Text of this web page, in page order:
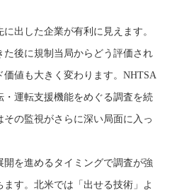
出した企業が有利に見えます。
た後に規制当局からどう評価され
値も大きく変わります。NHTSA
運転支援機能をめぐる調査を続
の監視がさらに深い局面に入っ
を進めるタイミングで調査が強
す。北米では「出せる技術」よ